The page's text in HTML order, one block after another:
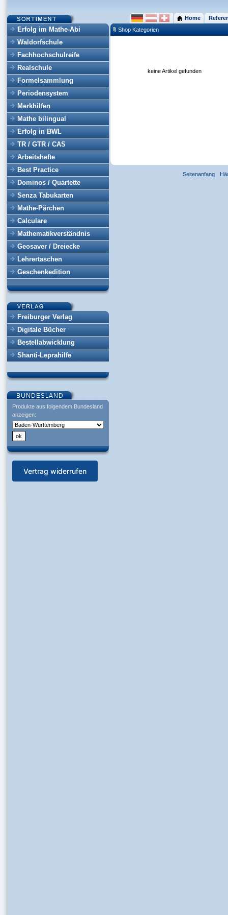
Erfolg im Mathe-Abi
Waldorfschule
Fachhochschulreife
Realschule
Formelsammlung
Periodensystem
Merkhilfen
Mathe bilingual
Erfolg in BWL
TR / GTR / CAS
Arbeitshefte
Best Practice
Dominos / Quartette
Senza Tabukarten
Mathe-Pärchen
Calculare
Mathematikverständnis
Geosaver / Dreiecke
Lehrertaschen
Geschenkedition
Freiburger Verlag
Digitale Bücher
Bestellabwicklung
Shanti-Leprahilfe
Produkte aus folgendem Bundesland
anzeigen:
Vertrag widerrufen
Home
Shop Kategorien
keine Artikel gefunden
Seitenanfang